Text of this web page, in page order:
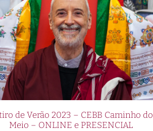
de Verão 2023 – CEBB Caminho do
Meio – ONLINE e PRESENCIAL